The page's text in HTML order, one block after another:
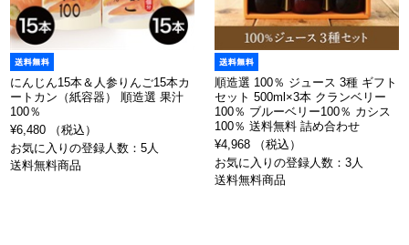
にんじん15本＆人参りんご15本カ
ートカン（紙容器） 順造選 果汁
100％
¥6,480 （税込）
お気に入りの登録人数：5人
送料無料商品
順造選 100％ ジュース 3種 ギフト
セット 500ml×3本 クランベリー
100％ ブルーベリー100％ カシス
100％ 送料無料 詰め合わせ
¥4,968 （税込）
お気に入りの登録人数：3人
送料無料商品